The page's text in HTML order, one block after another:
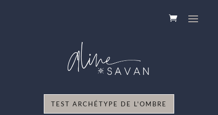
TEST ARCHÉTYPE DE L'OMBRE